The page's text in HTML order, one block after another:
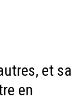
et sa
en